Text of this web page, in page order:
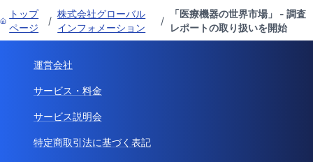
トップ
ページ
/
株式会社グローバル
インフォメーション
/
「医療機器の世界市場」 - 調査
レポートの取り扱いを開始
運営会社
サービス・料金
サービス説明会
特定商取引法に基づく表記